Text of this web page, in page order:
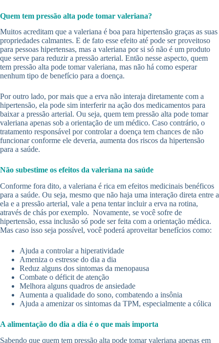
Quem tem pressão alta pode tomar valeriana?
Muitos acreditam que a valeriana é boa para hipertensão graças as suas
propriedades calmantes. E de fato esse efeito até pode ser proveitoso
para pessoas hipertensas, mas a valeriana por si só não é um produto
que serve para reduzir a pressão arterial. Então nesse aspecto, quem
tem pressão alta pode tomar valeriana, mas não há como esperar
nenhum tipo de benefício para a doença.
Por outro lado, por mais que a erva não interaja diretamente com a
hipertensão, ela pode sim interferir na ação dos medicamentos para
baixar a pressão arterial. Ou seja, quem tem pressão alta pode tomar
valeriana apenas sob a orientação de um médico. Caso contrário, o
tratamento responsável por controlar a doença tem chances de não
funcionar conforme ele deveria, aumenta dos riscos da hipertensão
para a saúde.
Não subestime os efeitos da valeriana na saúde
Conforme fora dito, a valeriana é rica em efeitos medicinais benéficos
para a saúde. Ou seja, mesmo que não haja uma interação direta entre a
ela e a pressão arterial, vale a pena tentar incluir a erva na rotina,
através de chás por exemplo. Novamente, se você sofre de
hipertensão, essa inclusão só pode ser feita com a orientação médica.
Mas caso isso seja possível, você poderá aproveitar benefícios como:
Ajuda a controlar a hiperatividade
Ameniza o estresse do dia a dia
Reduz alguns dos sintomas da menopausa
Combate o déficit de atenção
Melhora alguns quadros de ansiedade
Aumenta a qualidade do sono, combatendo a insônia
Ajuda a amenizar os sintomas da TPM, especialmente a cólica
A alimentação do dia a dia é o que mais importa
Sabendo que quem tem pressão alta pode tomar valeriana apenas em